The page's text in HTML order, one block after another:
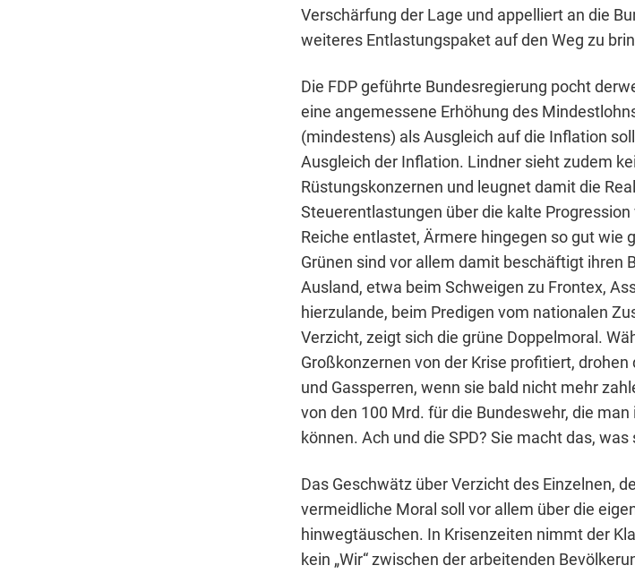
Verschärfung der Lage und appelliert an die
weiteres Entlastungspaket auf den Weg zu
Die FDP geführte Bundesregierung pocht
eine angemessene Erhöhung des
(mindestens) als Ausgleich auf die Inflation
Ausgleich der Inflation. Lindner sieht zudem
Rüstungskonzernen und leugnet damit die
Steuerentlastungen über die kalte
Reiche entlastet, Ärmere hingegen so gut wie
Grünen sind vor allem damit beschäftigt ihren
Ausland, etwa beim Schweigen zu Frontex,
hierzulande, beim Predigen vom nationalen
Verzicht, zeigt sich die grüne Doppelmoral.
Großkonzernen von der Krise profitiert,
und Gassperren, wenn sie bald nicht mehr
von den 100 Mrd. für die Bundeswehr, die
können. Ach und die SPD? Sie macht das,
Das Geschwätz über Verzicht des Einzelnen,
vermeidliche Moral soll vor allem über die
hinwegtäuschen. In Krisenzeiten nimmt der
kein „Wir“ zwischen der arbeitenden